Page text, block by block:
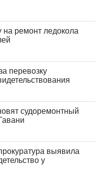
на ремонт ледокола
перевозку
судоремонтный
выявила
у